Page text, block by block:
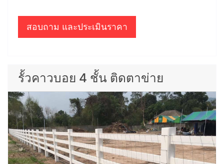
สอบถาม และประเมินราคา
รั้วคาวบอย 4 ชั้น ติดตาข่าย